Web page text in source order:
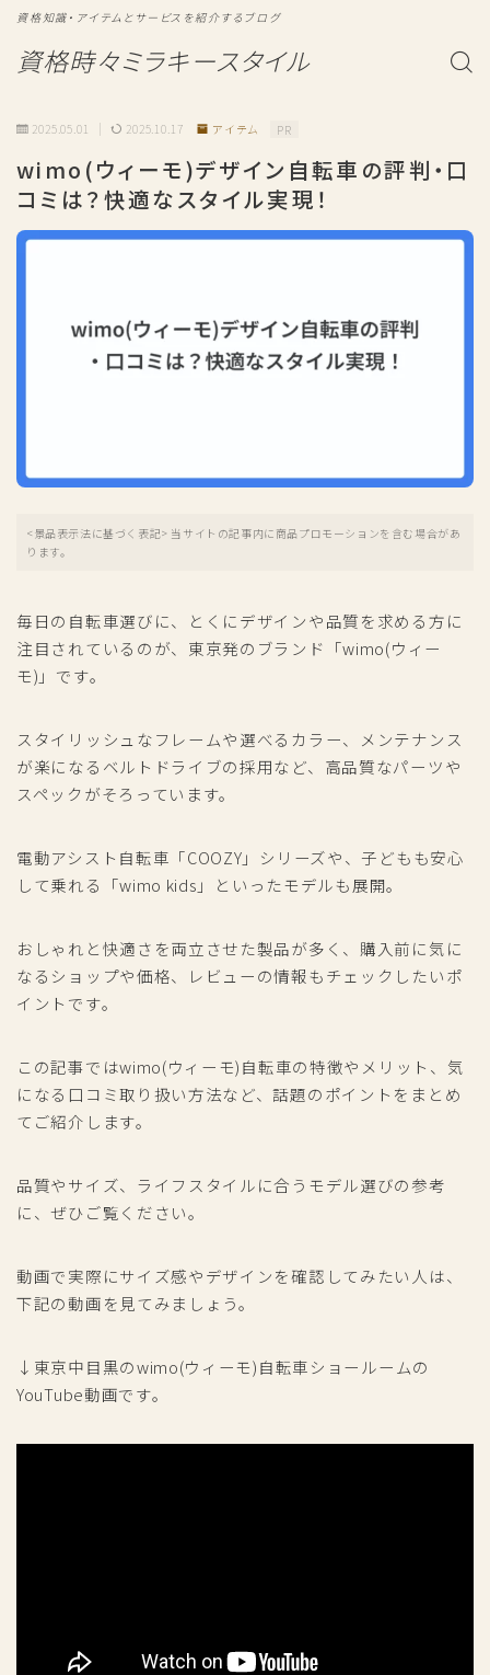
資格時々ミラキースタイル
資格知識・アイテムとサービスを紹介するブログ
2025.05.01 2025.10.17 アイテム PR
wimo(ウィーモ)デザイン自転車の評判・口
コミは？快適なスタイル実現！
<景品表示法に基づく表記> 当サイトの記事内に商品プロモーションを含む場合があ
ります。
毎日の自転車選びに、とくにデザインや品質を求める方に
注目されているのが、東京発のブランド「wimo(ウィー
モ)」です。
スタイリッシュなフレームや選べるカラー、メンテナンス
が楽になるベルトドライブの採用など、高品質なパーツや
スペックがそろっています。
電動アシスト自転車「COOZY」シリーズや、子どもも安心
して乗れる「wimo kids」といったモデルも展開。
おしゃれと快適さを両立させた製品が多く、購入前に気に
なるショップや価格、レビューの情報もチェックしたいポ
イントです。
この記事ではwimo(ウィーモ)自転車の特徴やメリット、気
になる口コミ取り扱い方法など、話題のポイントをまとめ
てご紹介します。
品質やサイズ、ライフスタイルに合うモデル選びの参考
に、ぜひご覧ください。
動画で実際にサイズ感やデザインを確認してみたい人は、
下記の動画を見てみましょう。
↓東京中目黒のwimo(ウィーモ)自転車ショールームの
YouTube動画です。